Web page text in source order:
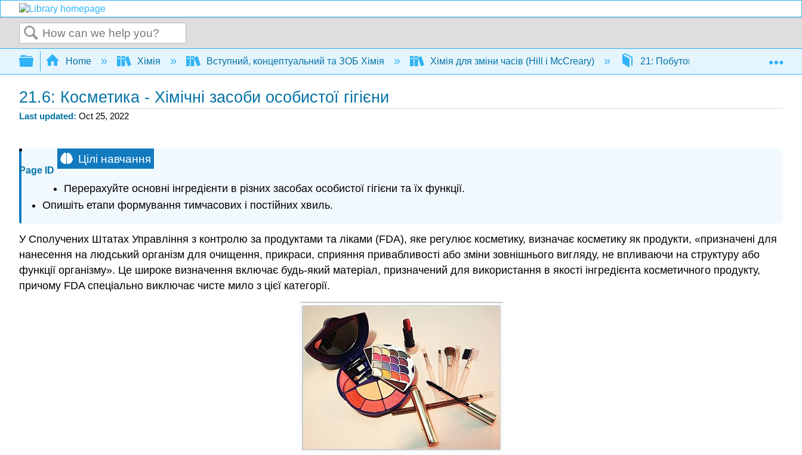
Search
Expand/collapse global hierarchy
Home Хімія Вступний, концептуальний та ЗОБ Хімія Хімія для зміни часів (Hill і McCreary) 21: Побутова хімія 21.6:
21.6: Косметика - Хімічні засоби особистої гігієни
Last updated Oct 25, 2022
Page ID
Цілі навчання
Перерахуйте основні інгредієнти в різних засобах особистої гігієни та їх функції.
Опишіть етапи формування тимчасових і постійних хвиль.
У Сполучених Штатах Управління з контролю за продуктами та ліками (FDA), яке регулює косметику, визначає косметику як продукти, «призначені для
нанесення на людський організм для очищення, прикраси, сприяння привабливості або зміни зовнішнього вигляду, не впливаючи на структуру або
функції організму». Це широке визначення включає будь-який матеріал, призначений для використання в якості інгредієнта косметичного продукту,
причому FDA спеціально виключає чисте мило з цієї категорії.